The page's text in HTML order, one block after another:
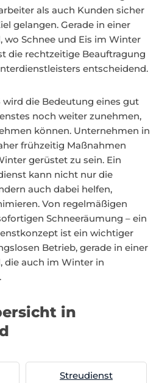
als auch Kunden sicher
gelangen. Gerade in einer
wo Schnee und Eis im Winter
die rechtzeitige Beauftragung
entscheidend.
die Bedeutung eines gut
noch weiter zunehmen,
können. Unternehmen in
frühzeitig Maßnahmen
gerüstet zu sein. Ein
kann nicht nur die
auch dabei helfen,
Von regelmäßigen
Schneeräumung – ein
ist ein wichtiger
Betrieb, gerade in einer
die auch im Winter in
in
Streudienst